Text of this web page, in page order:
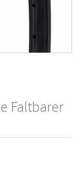
Faltbarer